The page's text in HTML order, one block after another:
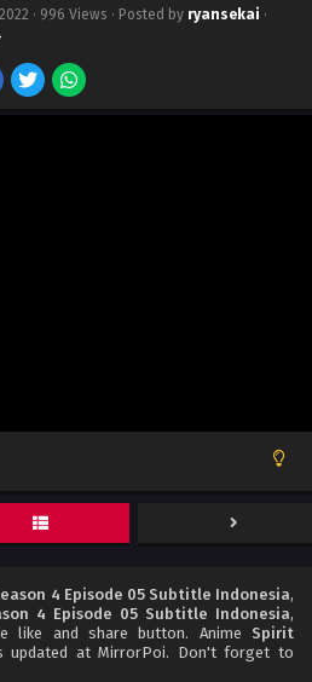
· 996 Views · Posted by ryansekai ·
4 Episode 05 Subtitle Indonesia,
4 Episode 05 Subtitle Indonesia,
and share button. Anime Spirit
updated at MirrorPoi. Don't forget to